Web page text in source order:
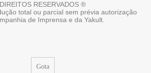
DIREITOS RESERVADOS ®
total ou parcial sem prévia autorização
de Imprensa e da Yakult.
Gota